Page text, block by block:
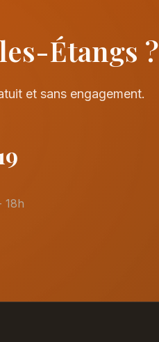
Étangs ?
et sans engagement.
18h